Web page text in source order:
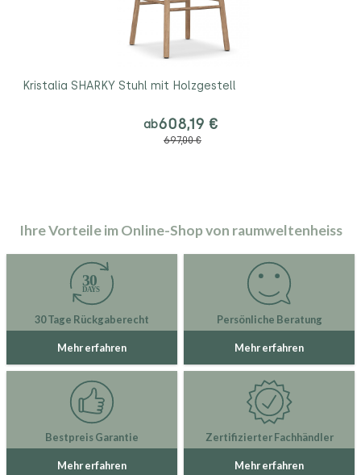
Kristalia SHARKY Stuhl mit Holzgestell
ab608,19 €
697,00 €
Ihre Vorteile im Online-Shop von raumweltenheiss
30 Tage Rückgaberecht
Mehr erfahren
Persönliche Beratung
Mehr erfahren
Bestpreis Garantie
Mehr erfahren
Zertifizierter Fachhändler
Mehr erfahren